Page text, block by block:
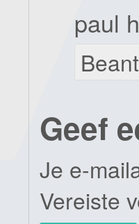
paul
Geef
Je e-
Vereiste